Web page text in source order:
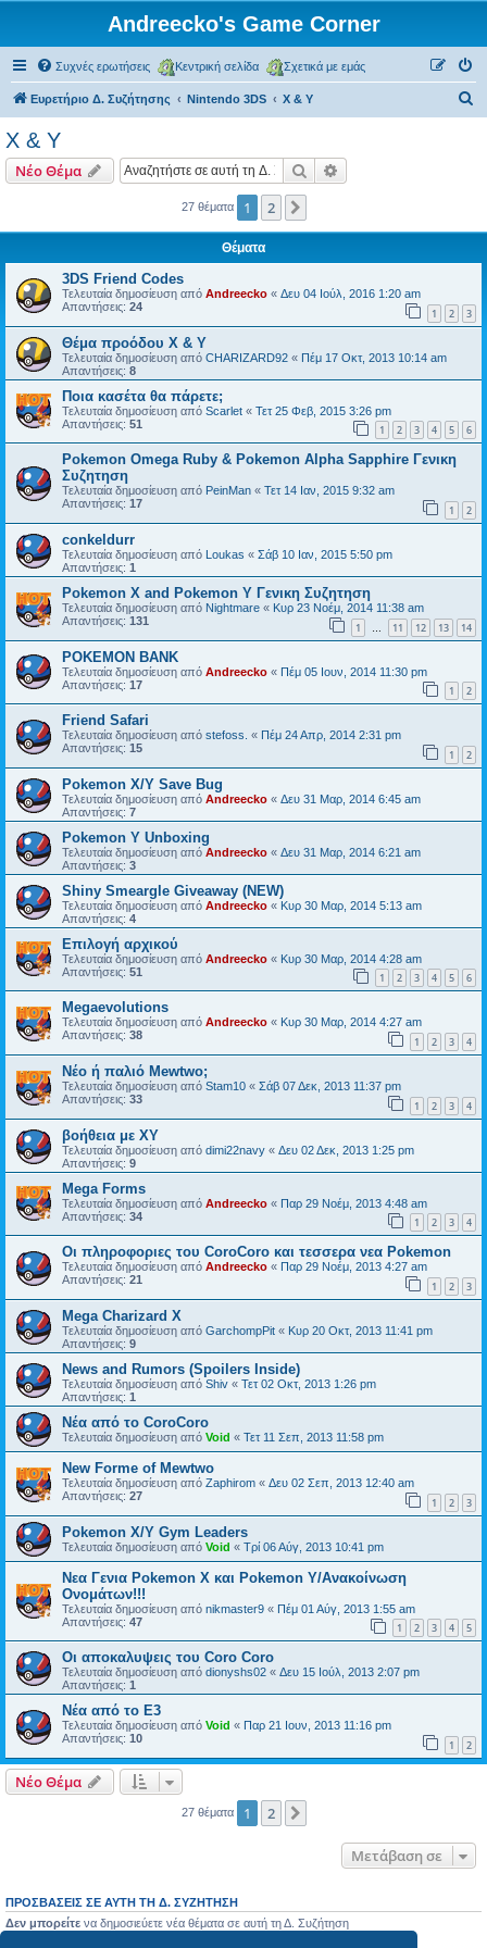
Andreecko's Game Corner
Συχνές ερωτήσεις Κεντρική σελίδα Σχετικά με εμάς
Ευρετήριο Δ. Συζήτησης Nintendo 3DS X & Y
η
X & Y
Νέο Θέμα Αναζήτηση
27 θέματα 1 2
Θέματα
3DS Friend Codes
Τελευταία δημοσίευση από Andreecko « Δευ 04 Ιούλ, 2016 1:20 am
Απαντήσεις: 24 1 2 3
Θέμα προόδου X & Y
Τελευταία δημοσίευση από CHARIZARD92 « Πέμ 17 Οκτ, 2013 10:14 am
Απαντήσεις: 8
Ποια κασέτα θα πάρετε;
Τελευταία δημοσίευση από Scarlet « Τετ 25 Φεβ, 2015 3:26 pm
Απαντήσεις: 51 1 2 3 4 5 6
Pokemon Omega Ruby & Pokemon Alpha Sapphire Γενικη
Συζητηση
Τελευταία δημοσίευση από PeinMan « Τετ 14 Ιαν, 2015 9:32 am
Απαντήσεις: 17 1 2
conkeldurr
Τελευταία δημοσίευση από Loukas « Σάβ 10 Ιαν, 2015 5:50 pm
Απαντήσεις: 1
Pokemon X and Pokemon Y Γενικη Συζητηση
Τελευταία δημοσίευση από Nightmare « Κυρ 23 Νοέμ, 2014 11:38 am
Απαντήσεις: 131 1 … 11 12 13 14
POKEMON BANK
Τελευταία δημοσίευση από Andreecko « Πέμ 05 Ιουν, 2014 11:30 pm
Απαντήσεις: 17 1 2
Friend Safari
Τελευταία δημοσίευση από stefoss. « Πέμ 24 Απρ, 2014 2:31 pm
Απαντήσεις: 15 1 2
Pokemon X/Y Save Bug
Τελευταία δημοσίευση από Andreecko « Δευ 31 Μαρ, 2014 6:45 am
Απαντήσεις: 7
Pokemon Y Unboxing
Τελευταία δημοσίευση από Andreecko « Δευ 31 Μαρ, 2014 6:21 am
Απαντήσεις: 3
Shiny Smeargle Giveaway (NEW)
Τελευταία δημοσίευση από Andreecko « Κυρ 30 Μαρ, 2014 5:13 am
Απαντήσεις: 4
Επιλογή αρχικού
Τελευταία δημοσίευση από Andreecko « Κυρ 30 Μαρ, 2014 4:28 am
Απαντήσεις: 51 1 2 3 4 5 6
Megaevolutions
Τελευταία δημοσίευση από Andreecko « Κυρ 30 Μαρ, 2014 4:27 am
Απαντήσεις: 38 1 2 3 4
Νέο ή παλιό Mewtwo;
Τελευταία δημοσίευση από Stam10 « Σάβ 07 Δεκ, 2013 11:37 pm
Απαντήσεις: 33 1 2 3 4
βοήθεια με XY
Τελευταία δημοσίευση από dimi22navy « Δευ 02 Δεκ, 2013 1:25 pm
Απαντήσεις: 9
Mega Forms
Τελευταία δημοσίευση από Andreecko « Παρ 29 Νοέμ, 2013 4:48 am
Απαντήσεις: 34 1 2 3 4
Οι πληροφοριες του CoroCoro και τεσσερα νεα Pokemon
Τελευταία δημοσίευση από Andreecko « Παρ 29 Νοέμ, 2013 4:27 am
Απαντήσεις: 21 1 2 3
Mega Charizard X
Τελευταία δημοσίευση από GarchompPit « Κυρ 20 Οκτ, 2013 11:41 pm
Απαντήσεις: 9
News and Rumors (Spoilers Inside)
Τελευταία δημοσίευση από Shiv « Τετ 02 Οκτ, 2013 1:26 pm
Απαντήσεις: 1
Νέα από το CoroCoro
Τελευταία δημοσίευση από Void « Τετ 11 Σεπ, 2013 11:58 pm
New Forme of Mewtwo
Τελευταία δημοσίευση από Zaphirom « Δευ 02 Σεπ, 2013 12:40 am
Απαντήσεις: 27 1 2 3
Pokemon X/Y Gym Leaders
Τελευταία δημοσίευση από Void « Τρί 06 Αύγ, 2013 10:41 pm
Νεα Γενια Pokemon X και Pokemon Y/Ανακοίνωση
Ονομάτων!!!
Τελευταία δημοσίευση από nikmaster9 « Πέμ 01 Αύγ, 2013 1:55 am
Απαντήσεις: 47 1 2 3 4 5
Οι αποκαλυψεις του Coro Coro
Τελευταία δημοσίευση από dionyshs02 « Δευ 15 Ιούλ, 2013 2:07 pm
Απαντήσεις: 1
Νέα από το E3
Τελευταία δημοσίευση από Void « Παρ 21 Ιουν, 2013 11:16 pm
Απαντήσεις: 10 1 2
Νέο Θέμα
27 θέματα 1 2
Μετάβαση σε
ΠΡΟΣΒΆΣΕΙΣ ΣΕ ΑΥΤΉ ΤΗ Δ. ΣΥΖΉΤΗΣΗ
Δεν μπορείτε να δημοσιεύετε νέα θέματα σε αυτή τη Δ. Συζήτηση